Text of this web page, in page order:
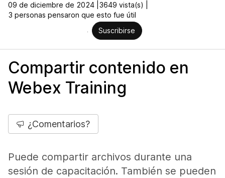
09 de diciembre de 2024 | 3649 vista(s) |
3 personas pensaron que esto fue útil
Suscribirse
Compartir contenido en
Webex Training
¿Comentarios?
Puede compartir archivos durante una
sesión de capacitación. También se pueden